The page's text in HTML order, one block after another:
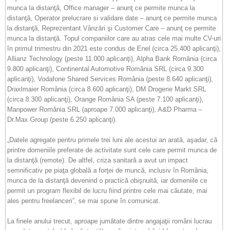
munca la distanţă, Office manager – anunţ ce permite munca la
distanţă, Operator prelucrare si validare date – anunţ ce permite munca
la distanţă, Reprezentant Vânzări şi Customer Care – anunţ ce permite
munca la distanţă. Topul companiilor care au atras cele mai multe CV-uri
în primul trimestru din 2021 este condus de Enel (circa 25.400 aplicanţi),
Allianz Technology (peste 11.000 aplicanţi), Alpha Bank România (circa
9.800 aplicanţi), Continental Automotive România SRL (circa 9.300
aplicanţi), Vodafone Shared Services România (peste 8.640 aplicanţi),
Draxlmaier România (circa 8.600 aplicanţi), DM Drogerie Markt SRL
(circa 8.300 aplicanţi), Orange România SA (peste 7.100 aplicanţi),
Manpower România SRL (aproape 7.000 aplicanţi), A&D Pharma –
Dr.Max Group (peste 6.250 aplicanţi).
„Datele agregate pentru primele trei luni ale acestui an arată, aşadar, că
printre domeniile preferate de activitate sunt cele care permit munca de
la distanţă (remote). De altfel, criza sanitară a avut un impact
semnificativ pe piaţa globală a forţei de muncă, inclusiv în România,
munca de la distanţă devenind o practică obişnuită, iar domeniile ce
permit un program flexibil de lucru fiind printre cele mai căutate, mai
ales pentru freelanceri”, se mai spune în comunicat.
La finele anului trecut, aproape jumătate dintre angajaţii români lucrau